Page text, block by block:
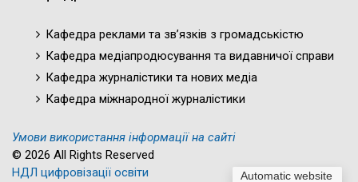
Automatic website
Кафедра реклами та зв’язків з громадськістю
Кафедра медіапродюсування та видавничої справи
Кафедра журналістики та нових медіа
Кафедра міжнародної журналістики
Умови використання інформації на сайті
© 2026 All Rights Reserved
НДЛ цифровізації освіти